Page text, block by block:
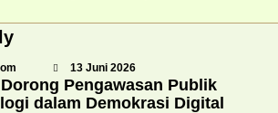
13 Juni 2026
Pengawasan Publik
dalam Demokrasi Digital